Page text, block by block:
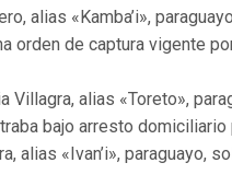
alias «Kamba’i»,
orden de captura vigente
Villagra, alias «Toreto»,
bajo arresto
alias «Ivan’i», paraguayo,